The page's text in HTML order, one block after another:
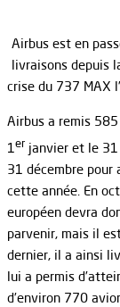
Airbus est en
livraisons depuis
crise du 737 MAX
Airbus a remis
1er janvier et le 31
31 décembre
cette année. En
européen devra
parvenir, mais il
dernier, il a ainsi
lui a permis
d’environ 770